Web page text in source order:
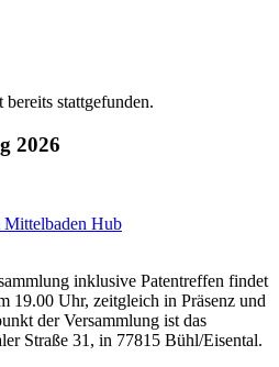
bereits stattgefunden.
2026
Hub
inklusive Patentreffen findet
19.00 Uhr, zeitgleich in Präsenz und
der Versammlung ist das
Straße 31, in 77815 Bühl/Eisental.